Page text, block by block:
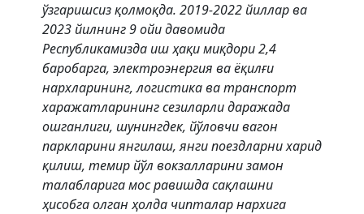
ўзгаришсиз қолмоқда. 2019-2022 йиллар ва
2023 йилнинг 9 ойи давомида
Республикамизда иш ҳақи миқдори 2,4
баробарга, электроэнергия ва ёқилғи
нархларининг, логистика ва транспорт
харажатларининг сезиларли даражада
ошганлиги, шунингдек, йўловчи вагон
паркларини янгилаш, янги поездларни харид
қилиш, темир йўл вокзалларини замон
талабларига мос равишда сақлашни
ҳисобга олган ҳолда чипталар нархига